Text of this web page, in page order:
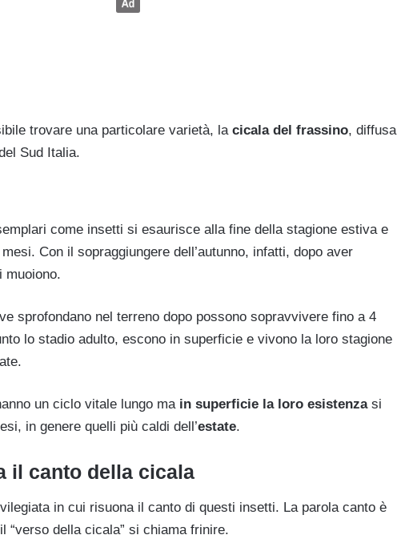
trovare una particolare varietà, la cicala del frassino, diffusa
Sud Italia.
come insetti si esaurisce alla fine della stagione estiva e
Con il sopraggiungere dell’autunno, infatti, dopo aver
muoiono.
sprofondano nel terreno dopo possono sopravvivere fino a 4
lo stadio adulto, escono in superficie e vivono la loro stagione
un ciclo vitale lungo main superficie la loro esistenzasi
in genere quelli più caldi dell’estate.
il canto della cicala
in cui risuona il canto di questi insetti. La parola canto è
“verso della cicala” si chiama frinire.